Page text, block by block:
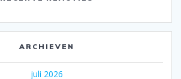
ARCHIEVEN
juli 2026